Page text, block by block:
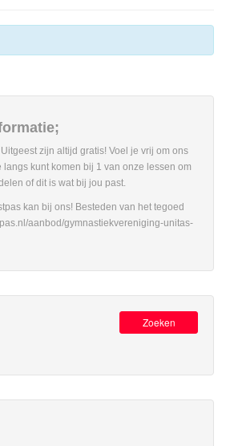
zijn altijd gratis! Voel je vrij om ons
langs kunt komen bij 1 van onze lessen om
of dit is wat bij jou past.
kan bij ons! Besteden van het tegoed
aanbod/gymnastiekvereniging-unitas-